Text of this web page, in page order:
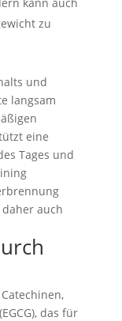
zu
und
langsam
eine
Tages und
auch
das für